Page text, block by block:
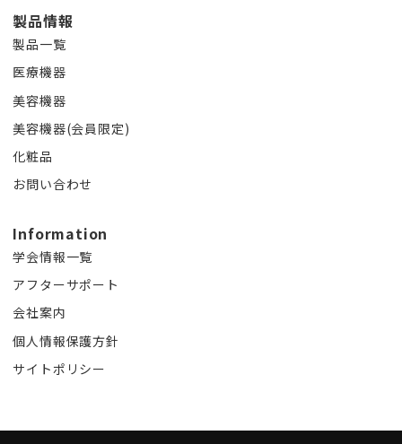
製品情報
製品一覧
医療機器
美容機器
美容機器(会員限定)
化粧品
お問い合わせ
Information
学会情報一覧
アフターサポート
会社案内
個人情報保護方針
サイトポリシー